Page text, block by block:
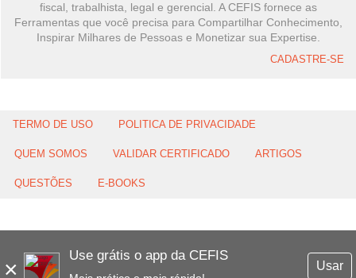
×
Use grátis o app da CEFIS
Usar
fiscal, trabalhista, legal e gerencial. A CEFIS fornece as
Ferramentas que você precisa para Compartilhar Conhecimento,
Inspirar Milhares de Pessoas e Monetizar sua Expertise.
CADASTRE-SE
TERMO DE USO POLITICA DE PRIVACIDADE
QUEM SOMOS VALIDAR CERTIFICADO ARTIGOS
QUESTÕES E-BOOKS